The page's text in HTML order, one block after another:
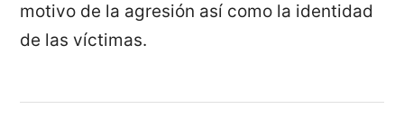
motivo de la agresión así como la identidad
de las víctimas.